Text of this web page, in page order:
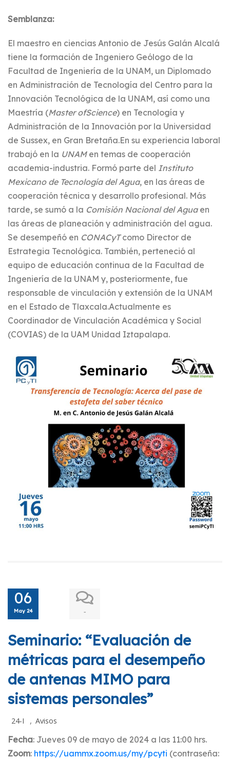
Semblanza:
El maestro en ciencias Antonio de Jesús Galán Alcalá
tiene la formación de Ingeniero Geólogo de la
Facultad de Ingeniería de la UNAM, un Diplomado
en Administración de Tecnología del Centro para la
Innovación Tecnológica de la UNAM, así como una
Maestría (MasterofScience) en Tecnología y
Administración de la Innovación por la Universidad
de Sussex, en Gran Bretaña.En su experiencia laboral
trabajó en la UNAMen temas de cooperación
academia-industria. Formó parte del Instituto
Mexicano de Tecnología del Agua, en las áreas de
cooperación técnica y desarrollo profesional. Más
tarde, se sumó a la Comisión Nacional del Aguaen
las áreas de planeación y administración del agua.
Se desempeñó en CONACyTcomo Director de
Estrategia Tecnológica. También, perteneció al
equipo de educación continua de la Facultad de
Ingeniería de la UNAM y, posteriormente, fue
responsable de vinculación y extensión de la UNAM
en el Estado de Tlaxcala.Actualmente es
Coordinador de Vinculación Académica y Social
(COVIAS) de la UAM Unidad Iztapalapa.
06
May 24 -
Seminario: “Evaluación de
métricas para el desempeño
de antenas MIMO para
sistemas personales”
24-I , Avisos
Fecha: Jueves 09 de mayo de 2024 a las 11:00 hrs.
Zoom: https://uammx.zoom.us/my/pcyti (contraseña: